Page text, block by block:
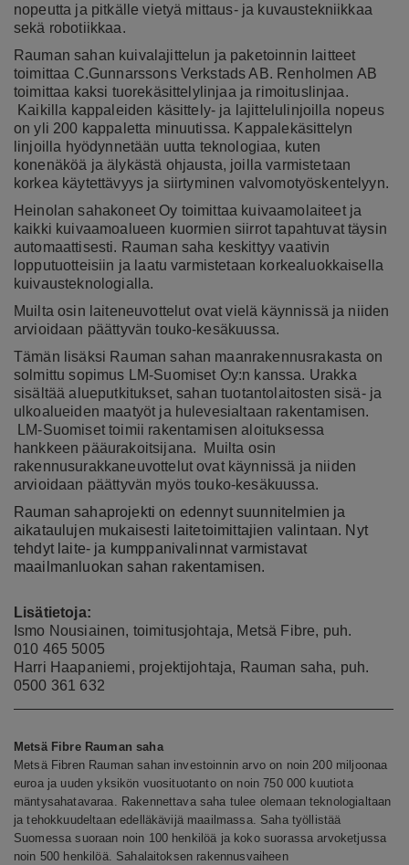
nopeutta ja pitkälle vietyä mittaus- ja kuvaustekniikkaa
sekä robotiikkaa.
Rauman sahan kuivalajittelun ja paketoinnin laitteet
toimittaa C.Gunnarssons Verkstads AB. Renholmen AB
toimittaa kaksi tuorekäsittelylinjaa ja rimoituslinjaa.
Kaikilla kappaleiden käsittely- ja lajittelulinjoilla nopeus
on yli 200 kappaletta minuutissa. Kappalekäsittelyn
linjoilla hyödynnetään uutta teknologiaa, kuten
konenäköä ja älykästä ohjausta, joilla varmistetaan
korkea käytettävyys ja siirtyminen valvomotyöskentelyyn.
Heinolan sahakoneet Oy toimittaa kuivaamolaiteet ja
kaikki kuivaamoalueen kuormien siirrot tapahtuvat täysin
automaattisesti. Rauman saha keskittyy vaativin
lopputuotteisiin ja laatu varmistetaan korkealuokkaisella
kuivausteknologialla.
Muilta osin laiteneuvottelut ovat vielä käynnissä ja niiden
arvioidaan päättyvän touko-kesäkuussa.
Tämän lisäksi Rauman sahan maanrakennusrakasta on
solmittu sopimus LM-Suomiset Oy:n kanssa. Urakka
sisältää alueputkitukset, sahan tuotantolaitosten sisä- ja
ulkoalueiden maatyöt ja hulevesialtaan rakentamisen.
LM-Suomiset toimii rakentamisen aloituksessa
hankkeen pääurakoitsijana. Muilta osin
rakennusurakkaneuvottelut ovat käynnissä ja niiden
arvioidaan päättyvän myös touko-kesäkuussa.
Rauman sahaprojekti on edennyt suunnitelmien ja
aikataulujen mukaisesti laitetoimittajien valintaan. Nyt
tehdyt laite- ja kumppanivalinnat varmistavat
maailmanluokan sahan rakentamisen.
Lisätietoja:
Ismo Nousiainen, toimitusjohtaja, Metsä Fibre, puh.
010 465 5005
Harri Haapaniemi, projektijohtaja, Rauman saha, puh.
0500 361 632
Metsä Fibre Rauman saha
Metsä Fibren Rauman sahan investoinnin arvo on noin 200 miljoonaa
euroa ja uuden yksikön vuosituotanto on noin 750 000 kuutiota
mäntysahatavaraa. Rakennettava saha tulee olemaan teknologialtaan
ja tehokkuudeltaan edelläkävijä maailmassa. Saha työllistää
Suomessa suoraan noin 100 henkilöä ja koko suorassa arvoketjussa
noin 500 henkilöä. Sahalaitoksen rakennusvaiheen